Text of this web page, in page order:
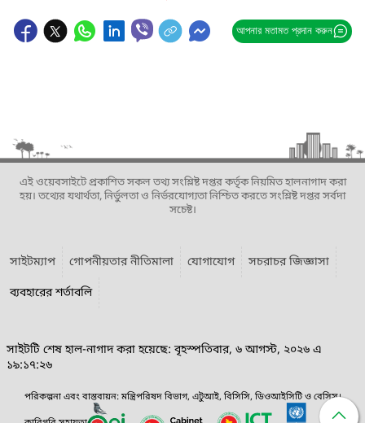
আপনার মতামত প্রদান করুন
এই ওয়েবসাইটে প্রকাশিত সকল তথ্য সংশ্লিষ্ট দপ্তর কর্তৃক নিয়মিত হালনাগাদ করা
হয়। তথ্যের যথার্থতা, নির্ভুলতা ও নির্ভরযোগ্যতা নিশ্চিত করতে সংশ্লিষ্ট দপ্তর সর্বদা
সচেষ্ট।
সাইটম্যাপ গোপনীয়তার নীতিমালা যোগাযোগ
সচরাচর জিজ্ঞাসা
ব্যবহারের শর্তাবলি
সাইটটি শেষ হাল-নাগাদ করা হয়েছে: বৃহস্পতিবার, ৬ আগস্ট, ২০২৬ এ
১৯:১৭:২৬
পরিকল্পনা এবং বাস্তবায়ন: মন্ত্রিপরিষদ বিভাগ, এটুআই, বিসিসি, ডিওআইসিটি ও বেসিস।